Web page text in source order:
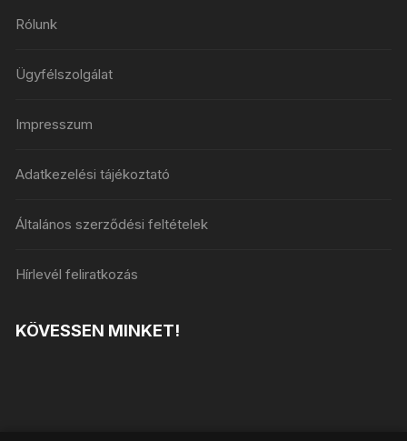
Rólunk
Ügyfélszolgálat
Impresszum
Adatkezelési tájékoztató
Általános szerződési feltételek
Hírlevél feliratkozás
KÖVESSEN MINKET!